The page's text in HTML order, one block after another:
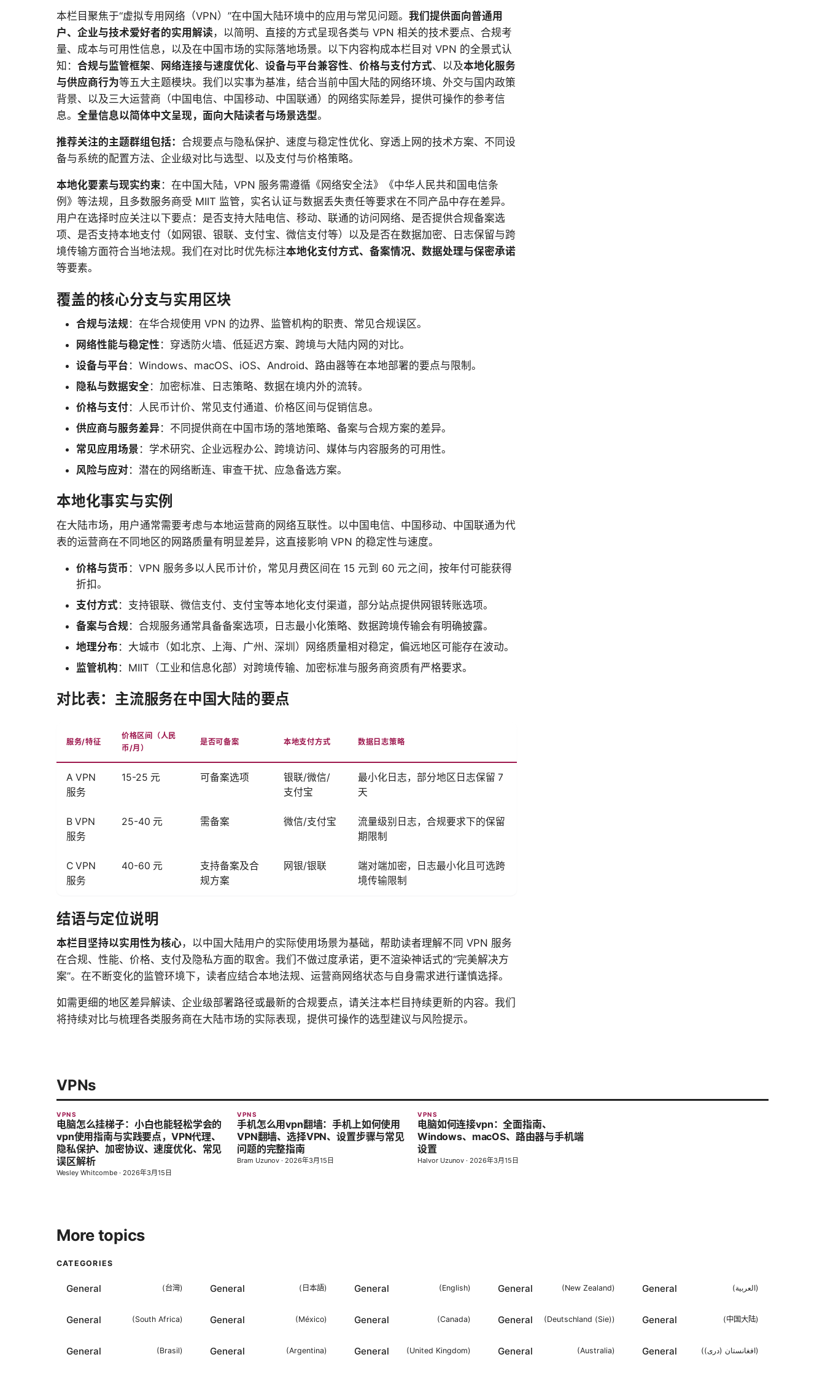
本栏目聚焦于“虚拟专用网络（VPN）”在中国大陆环境中的应用与常见问题。 我们提供面向普通用
户、企业与技术爱好者的实用解读 ，以简明、直接的方式呈现各类与 VPN 相关的技术要点、合规考
量、成本与可用性信息，以及在中国市场的实际落地场景。以下内容构成本栏目对 VPN 的全景式认
知： 合规与监管框架、 网络连接与速度优化、 设备与平台兼容性、 价格与支付方式、以及本地化服务
与供应商行为等五大主题模块。我们以实事为基准，结合当前中国大陆的网络环境、外交与国内政策
背景、以及三大运营商（中国电信、中国移动、中国联通）的网络实际差异，提供可操作的参考信
息。 全量信息以简体中文呈现，面向大陆读者与场景选型。
推荐关注的主题群组包括： 合规要点与隐私保护、速度与稳定性优化、穿透上网的技术方案、不同设
备与系统的配置方法、企业级对比与选型、以及支付与价格策略。
本地化要素与现实约束 ：在中国大陆，VPN 服务需遵循《网络安全法》《中华人民共和国电信条
例》等法规，且多数服务商受 MIIT 监管，实名认证与数据丢失责任等要求在不同产品中存在差异。
用户在选择时应关注以下要点：是否支持大陆电信、移动、联通的访问网络、是否提供合规备案选
项、是否支持本地支付（如网银、银联、支付宝、微信支付等）以及是否在数据加密、日志保留与跨
境传输方面符合当地法规。我们在对比时优先标注本地化支付方式、备案情况、数据处理与保密承诺
等要素。
覆盖的核心分支与实用区块
合规与法规：在华合规使用 VPN 的边界、监管机构的职责、常见合规误区。
网络性能与稳定性 ：穿透防火墙、低延迟方案、跨境与大陆内网的对比。
设备与平台 ：Windows、macOS、iOS、Android、路由器等在本地部署的要点与限制。
隐私与数据安全：加密标准、日志策略、数据在境内外的流转。
价格与支付：人民币计价、常见支付通道、价格区间与促销信息。
供应商与服务差异 ：不同提供商在中国市场的落地策略、备案与合规方案的差异。
常见应用场景 ：学术研究、企业远程办公、跨境访问、媒体与内容服务的可用性。
风险与应对：潜在的网络断连、审查干扰、应急备选方案。
本地化事实与实例
在大陆市场，用户通常需要考虑与本地运营商的网络互联性。以中国电信、中国移动、中国联通为代
表的运营商在不同地区的网路质量有明显差异，这直接影响 VPN 的稳定性与速度。
价格与货币 ：VPN 服务多以人民币计价，常见月费区间在 15 元到 60 元之间，按年付可能获得
折扣。
支付方式：支持银联、微信支付、支付宝等本地化支付渠道，部分站点提供网银转账选项。
备案与合规：合规服务通常具备备案选项，日志最小化策略、数据跨境传输会有明确披露。
地理分布 ：大城市（如北京、上海、广州、深圳）网络质量相对稳定，偏远地区可能存在波动。
监管机构 ：MIIT（工业和信息化部）对跨境传输、加密标准与服务商资质有严格要求。
对比表：主流服务在中国大陆的要点
服务/特征
价格区间（人民
币/月）
是否可备案 本地支付方式 数据日志策略
A VPN
服务
15-25 元 可备案选项
银联/微信/
支付宝
最小化日志，部分地区日志保留 7
天
B VPN
服务
25-40 元 需备案 微信/支付宝
流量级别日志，合规要求下的保留
期限制
C VPN
服务
40-60 元
支持备案及合
规方案
网银/银联
端对端加密，日志最小化且可选跨
境传输限制
结语与定位说明
本栏目坚持以实用性为核心，以中国大陆用户的实际使用场景为基础，帮助读者理解不同 VPN 服务
在合规、性能、价格、支付及隐私方面的取舍。我们不做过度承诺，更不渲染神话式的“完美解决方
案”。在不断变化的监管环境下，读者应结合本地法规、运营商网络状态与自身需求进行谨慎选择。
如需更细的地区差异解读、企业级部署路径或最新的合规要点，请关注本栏目持续更新的内容。我们
将持续对比与梳理各类服务商在大陆市场的实际表现，提供可操作的选型建议与风险提示。
VPNs
VPNS
电脑怎么挂梯子：小白也能轻松学会的
vpn使用指南与实践要点，VPN代理、
隐私保护、加密协议、速度优化、常见
误区解析
Wesley Whitcombe · 2026年3月15日
VPNS
手机怎么用vpn翻墙：手机上如何使用
VPN翻墙、选择VPN、设置步骤与常见
问题的完整指南
Bram Uzunov · 2026年3月15日
VPNS
电脑如何连接vpn：全面指南、
Windows、macOS、路由器与手机端
设置
Halvor Uzunov · 2026年3月15日
More topics
CATEGORIES
General (台灣) General ( 日本語) General (English) General (New Zealand) General (العربية)
General (South Africa) General (México) General (Canada) General (Deutschland (Sie)) General (中国大陆)
General (Brasil) General (Argentina) General (United Kingdom) General (Australia) General (افغانستان (دری))